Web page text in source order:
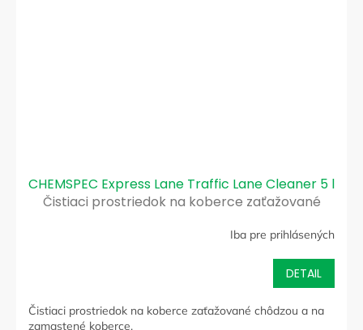
CHEMSPEC Express Lane Traffic Lane Cleaner 5 l
Čistiaci prostriedok na koberce zaťažované
Iba pre prihlásených
DETAIL
Čistiaci prostriedok na koberce zaťažované chôdzou a na
zamastené koberce.